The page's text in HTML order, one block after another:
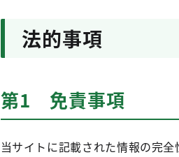
法的事項
第1 免責事項
当サイトに記載された情報の完